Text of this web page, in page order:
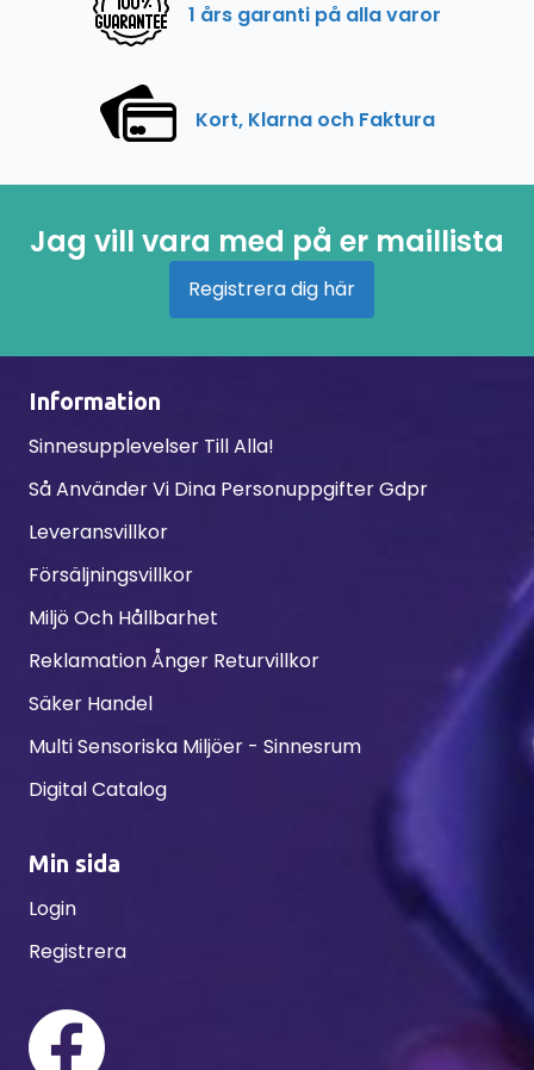
1 års garanti på alla varor
Kort, Klarna och Faktura
Jag vill vara med på er maillista
Registrera dig här
Information
Sinnesupplevelser Till Alla!
Så Använder Vi Dina Personuppgifter Gdpr
Leveransvillkor
Försäljningsvillkor
Miljö Och Hållbarhet
Reklamation Ånger Returvillkor
Säker Handel
Multi Sensoriska Miljöer - Sinnesrum
Digital Catalog
Min sida
Login
Registrera